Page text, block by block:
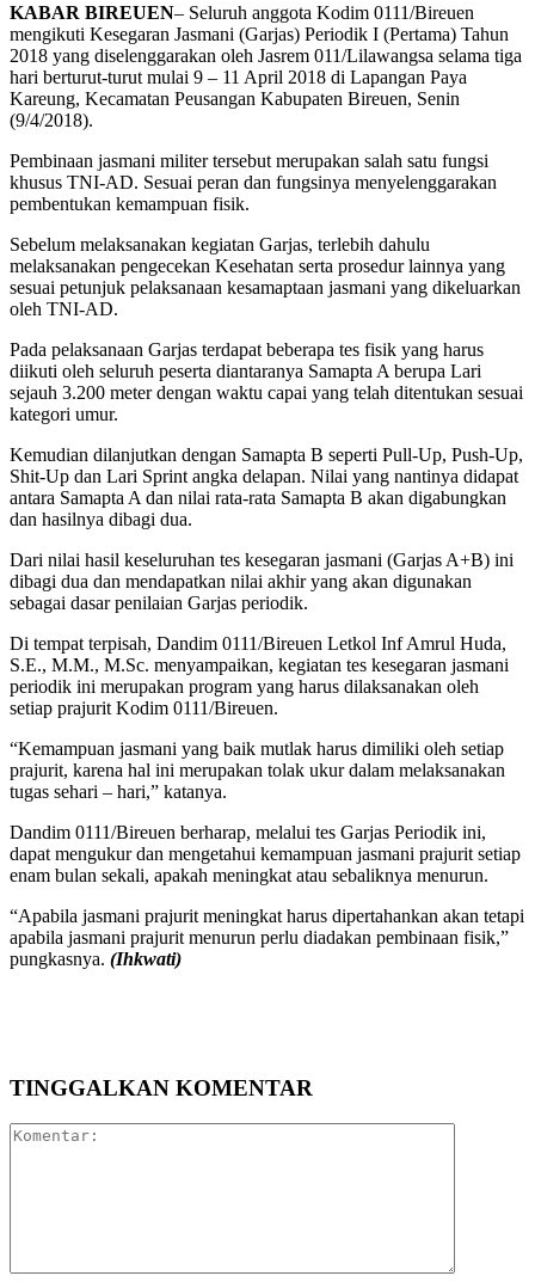
KABAR BIREUEN– Seluruh anggota Kodim 0111/Bireuen
mengikuti Kesegaran Jasmani (Garjas) Periodik I (Pertama) Tahun
2018 yang diselenggarakan oleh Jasrem 011/Lilawangsa selama tiga
hari berturut-turut mulai 9 – 11 April 2018 di Lapangan Paya
Kareung, Kecamatan Peusangan Kabupaten Bireuen, Senin
(9/4/2018).
Pembinaan jasmani militer tersebut merupakan salah satu fungsi
khusus TNI-AD. Sesuai peran dan fungsinya menyelenggarakan
pembentukan kemampuan fisik.
Sebelum melaksanakan kegiatan Garjas, terlebih dahulu
melaksanakan pengecekan Kesehatan serta prosedur lainnya yang
sesuai petunjuk pelaksanaan kesamaptaan jasmani yang dikeluarkan
oleh TNI-AD.
Pada pelaksanaan Garjas terdapat beberapa tes fisik yang harus
diikuti oleh seluruh peserta diantaranya Samapta A berupa Lari
sejauh 3.200 meter dengan waktu capai yang telah ditentukan sesuai
kategori umur.
Kemudian dilanjutkan dengan Samapta B seperti Pull-Up, Push-Up,
Shit-Up dan Lari Sprint angka delapan. Nilai yang nantinya didapat
antara Samapta A dan nilai rata-rata Samapta B akan digabungkan
dan hasilnya dibagi dua.
Dari nilai hasil keseluruhan tes kesegaran jasmani (Garjas A+B) ini
dibagi dua dan mendapatkan nilai akhir yang akan digunakan
sebagai dasar penilaian Garjas periodik.
Di tempat terpisah, Dandim 0111/Bireuen Letkol Inf Amrul Huda,
S.E., M.M., M.Sc. menyampaikan, kegiatan tes kesegaran jasmani
periodik ini merupakan program yang harus dilaksanakan oleh
setiap prajurit Kodim 0111/Bireuen.
“Kemampuan jasmani yang baik mutlak harus dimiliki oleh setiap
prajurit, karena hal ini merupakan tolak ukur dalam melaksanakan
tugas sehari – hari,” katanya.
Dandim 0111/Bireuen berharap, melalui tes Garjas Periodik ini,
dapat mengukur dan mengetahui kemampuan jasmani prajurit setiap
enam bulan sekali, apakah meningkat atau sebaliknya menurun.
“Apabila jasmani prajurit meningkat harus dipertahankan akan tetapi
apabila jasmani prajurit menurun perlu diadakan pembinaan fisik,”
pungkasnya. (Ihkwati)
TINGGALKAN KOMENTAR